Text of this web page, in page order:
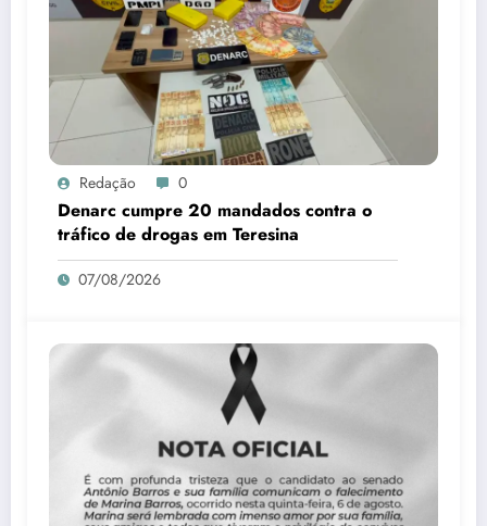
Redação 0
Denarc cumpre 20 mandados contra o
tráfico de drogas em Teresina
07/08/2026